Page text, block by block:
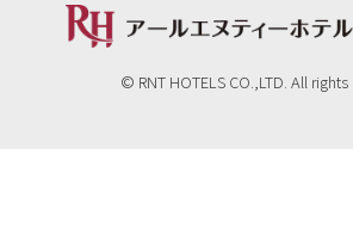
© RNT HOTELS CO.,LTD. All